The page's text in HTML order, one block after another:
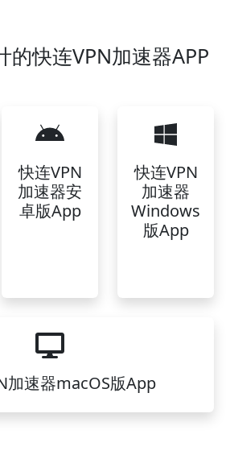
的快连VPN加速器APP
快连VPN
加速器安
卓版App
快连VPN
加速器
Windows
版App
加速器macOS版App